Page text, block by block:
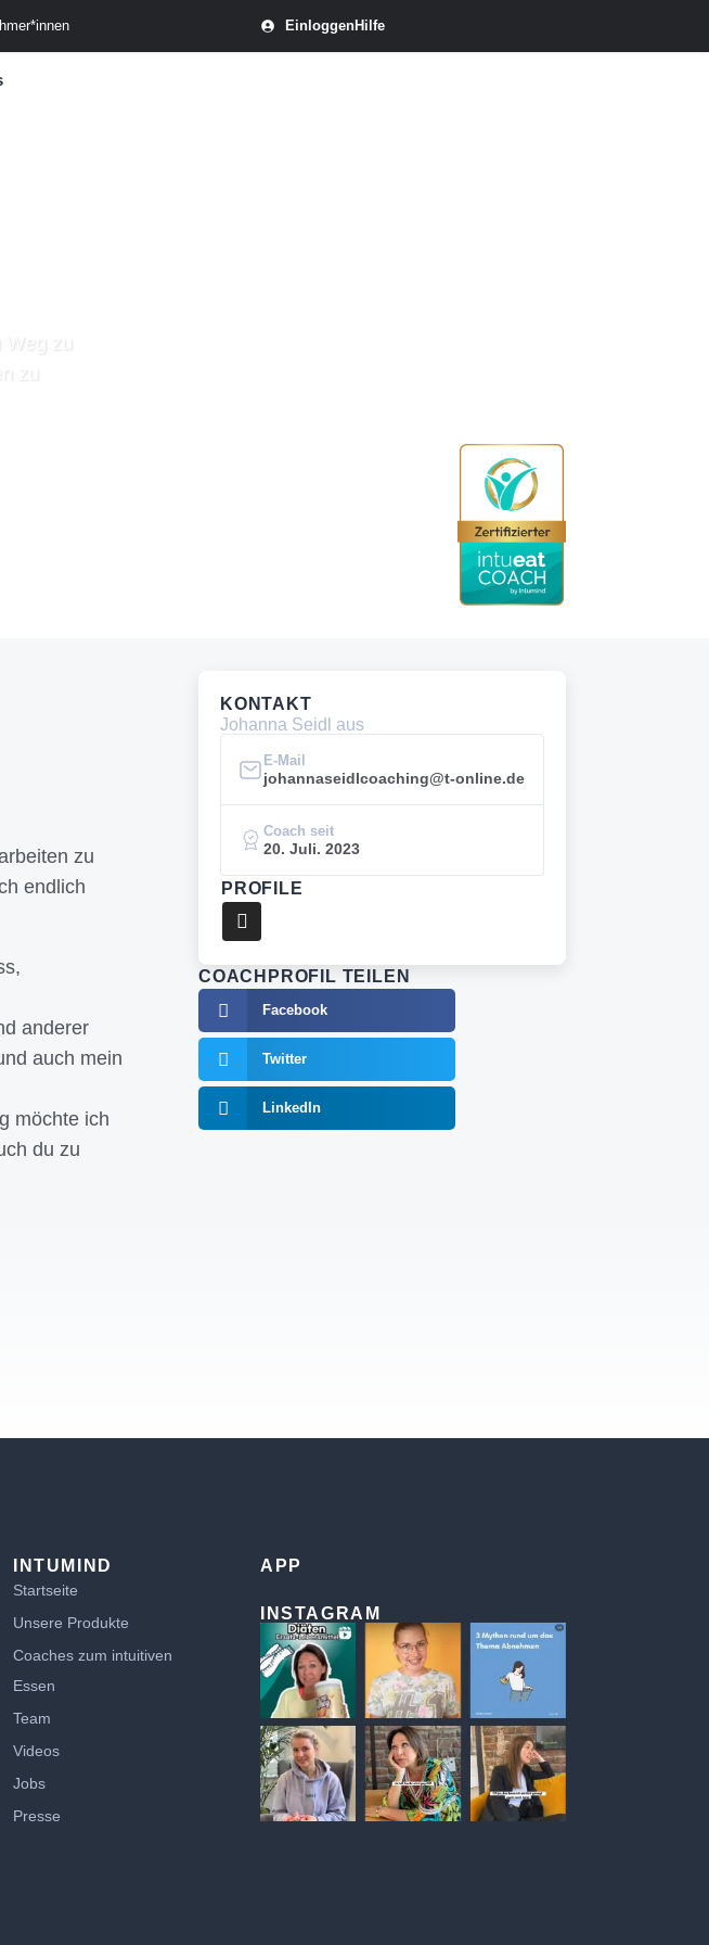
EinloggenHilfe
zu
zu
zu
endlich
anderer
auch mein
möchte ich
du zu
KONTAKT
Johanna Seidl aus
E-Mail
johannaseidlcoaching@t-online.de
Coach seit
20. Juli. 2023
PROFILE
COACHPROFIL TEILEN
Facebook
Twitter
LinkedIn
INTUMIND
Startseite
Unsere Produkte
Coaches zum intuitiven
Essen
Team
Videos
Jobs
Presse
APP
INSTAGRAM